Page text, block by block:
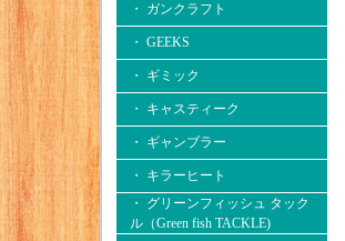
・ ガンクラフト
・ GEEKS
・ ギミック
・ キャスティーク
・ ギャンブラー
・ キラーヒート
・ グリーンフィッシュ タック
ル（Green fish TACKLE)